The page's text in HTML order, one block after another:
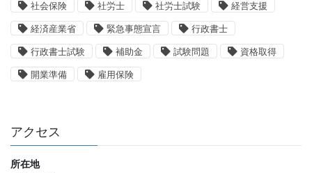
社会保険 社労士 社労士試験 経営支援
経済産業省 緊急事態宣言 行政書士
行政書士試験 補助金 試験問題 資格取得
開業準備 雇用保険
アクセス
所在地